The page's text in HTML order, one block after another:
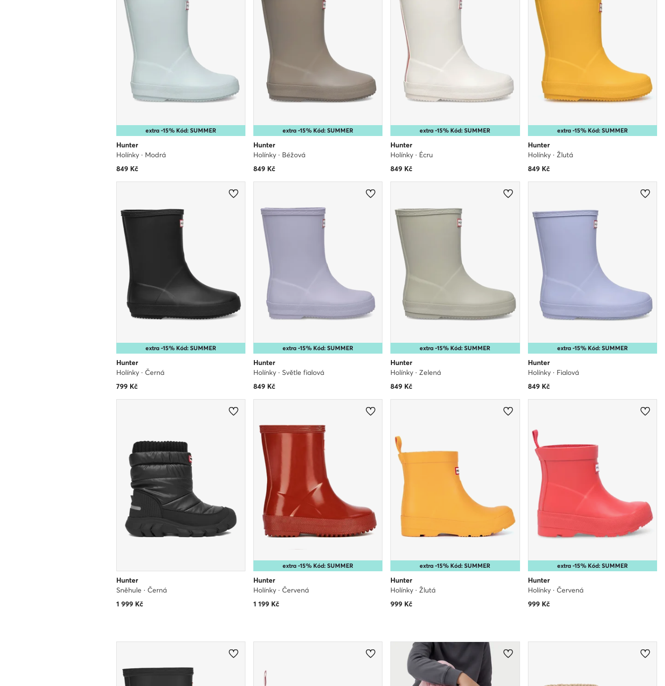
extra -15% Kód: SUMMER
Hunter
Holínky · Modrá
849Kč
extra -15% Kód: SUMMER
Hunter
Holínky · Béžová
849Kč
extra -15% Kód: SUMMER
Hunter
Holínky · Écru
849 Kč
extra -15% Kód: SUMMER
Hunter
Holínky · Žlutá
849Kč
extra -15% Kód: SUMMER
Hunter
Holínky · Černá
799Kč
extra -15% Kód: SUMMER
Hunter
Holínky · Světle fialová
849Kč
extra -15% Kód: SUMMER
Hunter
Holínky · Zelená
849 Kč
extra -15% Kód: SUMMER
Hunter
Holínky · Fialová
849Kč
Hunter
Sněhule · Černá
1 999Kč
extra -15% Kód: SUMMER
Hunter
Holínky · Červená
1 199Kč
extra -15% Kód: SUMMER
Hunter
Holínky · Žlutá
999 Kč
extra -15% Kód: SUMMER
Hunter
Holínky · Červená
999Kč